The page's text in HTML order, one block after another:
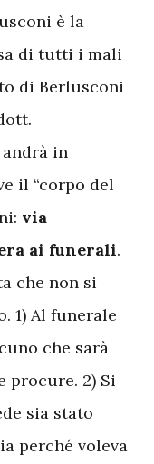
è la
di tutti i mali
di Berlusconi
andrà in
il “corpo del
via
ai funerali.
che non si
1) Al funerale
che sarà
procure. 2) Si
sia stato
perché voleva